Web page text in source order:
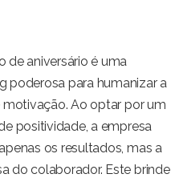
de aniversário é uma
poderosa para humanizar a
Ao optar por um
positividade, a empresa
os resultados, mas a
do colaborador. Este brinde